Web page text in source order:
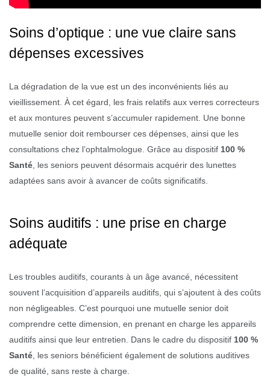
Soins d’optique : une vue claire sans
dépenses excessives
La dégradation de la vue est un des inconvénients liés au
vieillissement. À cet égard, les frais relatifs aux verres correcteurs
et aux montures peuvent s’accumuler rapidement. Une bonne
mutuelle senior doit rembourser ces dépenses, ainsi que les
consultations chez l’ophtalmologue. Grâce au dispositif 100 %
Santé , les seniors peuvent désormais acquérir des lunettes
adaptées sans avoir à avancer de coûts significatifs.
Soins auditifs : une prise en charge
adéquate
Les troubles auditifs, courants à un âge avancé, nécessitent
souvent l’acquisition d’appareils auditifs, qui s’ajoutent à des coûts
non négligeables. C’est pourquoi une mutuelle senior doit
comprendre cette dimension, en prenant en charge les appareils
auditifs ainsi que leur entretien. Dans le cadre du dispositif 100 %
Santé , les seniors bénéficient également de solutions auditives
de qualité, sans reste à charge.